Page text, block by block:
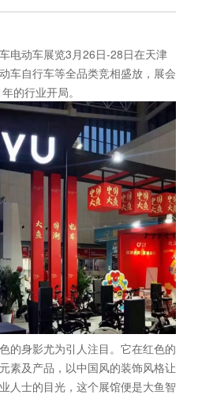
电动车展览3月26日-28日在天津
车自行车等全品类竞相盛放，展会
的行业开局。
的身影尤为引人注目。它在红色的
素及产品，以中国风的装饰风格让
人士的目光，这个展馆便是大鱼智